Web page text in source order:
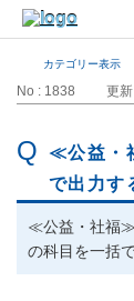
カテゴリー表示
No : 1838 更
≪公益・
で出力す
≪公益・社福≫
の科目を一括